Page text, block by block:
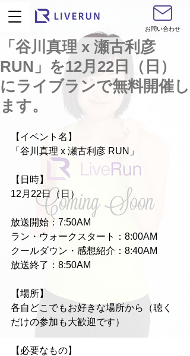
お問い合わせ
「谷川真理 x 瀬古利彦
RUN」を12月22日（日）
にライブランで無料開催し
ます。
【イベント名】
「谷川真理 x 瀬古利彦 RUN」
【日時】
12月22日（日）
放送開始：7:50AM
ラン・ウォークスタート：8:00AM
クールダウン・感想紹介：8:40AM
放送終了：8:50AM
【場所】
各自どこでもお好きな場所から（聴く
だけの参加も大歓迎です）
【必要なもの】